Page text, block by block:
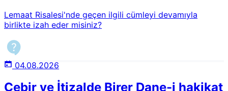
Lemaat Risalesi'nde geçen ilgili cümleyi devamıyla
birlikte izah eder misiniz?
04.08.2026
Cebir ve İtizalde Birer Dane-i hakikat